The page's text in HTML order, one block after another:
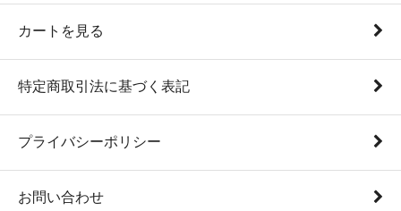
カートを見る
特定商取引法に基づく表記
プライバシーポリシー
お問い合わせ